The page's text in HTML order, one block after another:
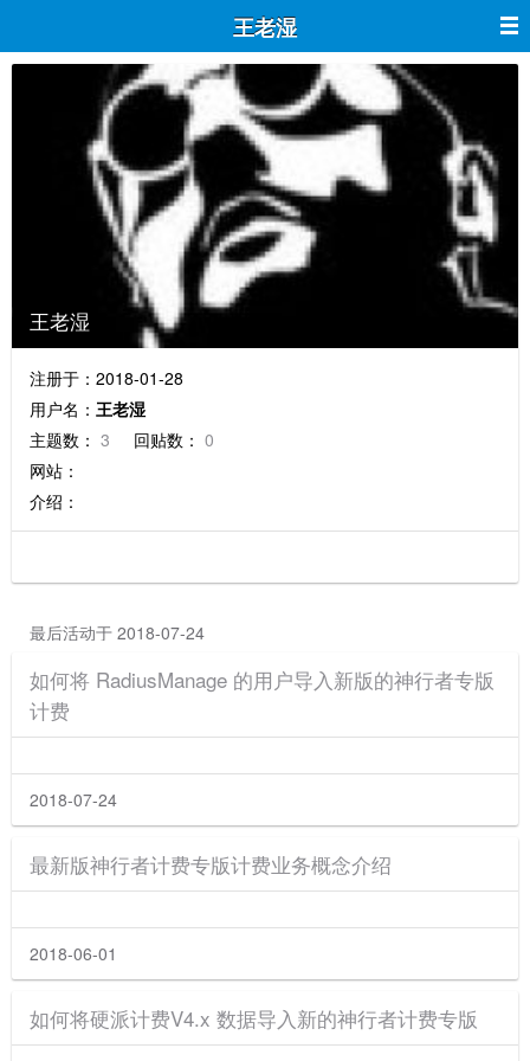
王老湿
王老湿
注册于：2018-01-28
用户名： 王老湿
主题数： 3 回贴数： 0
网站：
介绍：
最后活动于 2018-07-24
如何将 RadiusManage 的用户导入新版的神行者专版
计费
2018-07-24
最新版神行者计费专版计费业务概念介绍
2018-06-01
如何将硬派计费V4.x 数据导入新的神行者计费专版